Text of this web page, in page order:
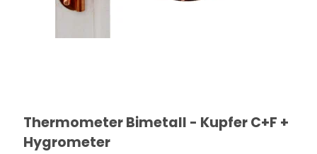
Thermometer Bimetall - Kupfer C+F +
Hygrometer